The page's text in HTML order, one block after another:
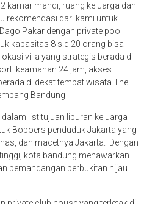
kamar mandi, ruang keluarga dan
rekomendasi dari kami untuk
Pakar dengan private pool
kapasitas 8 s.d 20 orang bisa
villa yang strategis berada di
keamanan 24 jam, akses
di dekat tempat wisata The
Bandung
list tujuan liburan keluarga
Boboers penduduk Jakarta yang
dan macetnya Jakarta. Dengan
kota bandung menawarkan
pemandangan perbukitan hijau